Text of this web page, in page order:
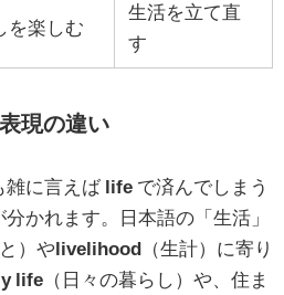
を楽しむ
生活を立て直
す
現の違い
雑に言えば life で済んでしまう
かれます。日本語の「生活」
）やlivelihood （生計）に寄り
life （日々の暮らし）や、住ま